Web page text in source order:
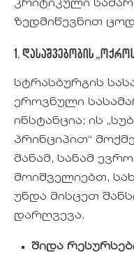
კრიტიკული
ზედმიწევნით
1. დასაშვებობის
სტრასბურგის
ეროვნული
ინსტანცია; ის
პრინციპით“
მანამ, სანამ
მოიშველიებთ,
უნდა მისცეთ
დარღვევა.
შიდა